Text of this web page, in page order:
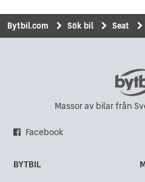
Bytbil.com Sök bil Seat
Massor av bilar från
Facebook
BYTBIL